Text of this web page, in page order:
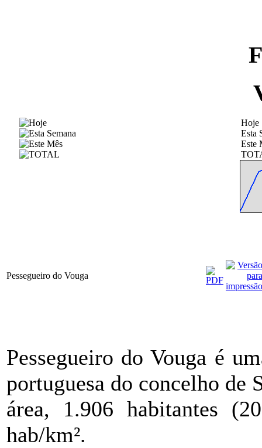
Hoje
Esta
Este
Pessegueiro do Vouga
Pessegueiro do Vouga é
portuguesa do concelho de
área, 1.906 habitantes
hab/km².